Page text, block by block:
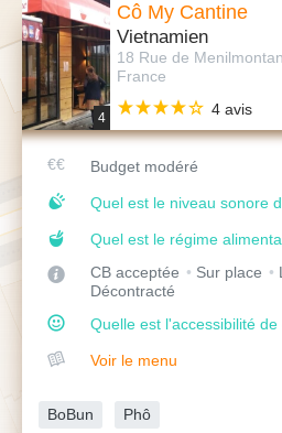
4
Cô My Cantine
Vietnamien
18 Rue de
France
4 avis
Budget modéré
Quel est le niveau sonore
Quel est le régime
CB acceptée
Sur place
Décontracté
Quelle est l'accessibilité
Voir le menu
BoBun Phô